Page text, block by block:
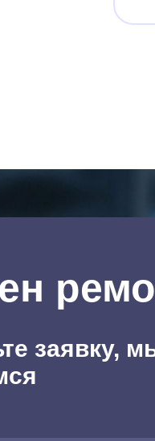
заявку,